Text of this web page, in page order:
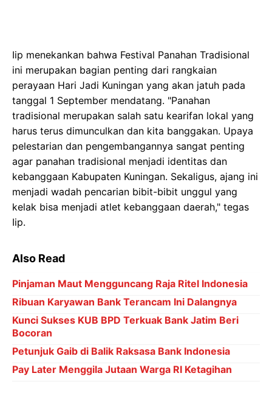
Iip menekankan bahwa Festival Panahan Tradisional
ini merupakan bagian penting dari rangkaian
perayaan Hari Jadi Kuningan yang akan jatuh pada
tanggal 1 September mendatang. "Panahan
tradisional merupakan salah satu kearifan lokal yang
harus terus dimunculkan dan kita banggakan. Upaya
pelestarian dan pengembangannya sangat penting
agar panahan tradisional menjadi identitas dan
kebanggaan Kabupaten Kuningan. Sekaligus, ajang ini
menjadi wadah pencarian bibit-bibit unggul yang
kelak bisa menjadi atlet kebanggaan daerah," tegas
Iip.
Also Read
Pinjaman Maut Mengguncang Raja Ritel Indonesia
Ribuan Karyawan Bank Terancam Ini Dalangnya
Kunci Sukses KUB BPD Terkuak Bank Jatim Beri
Bocoran
Petunjuk Gaib di Balik Raksasa Bank Indonesia
Pay Later Menggila Jutaan Warga RI Ketagihan